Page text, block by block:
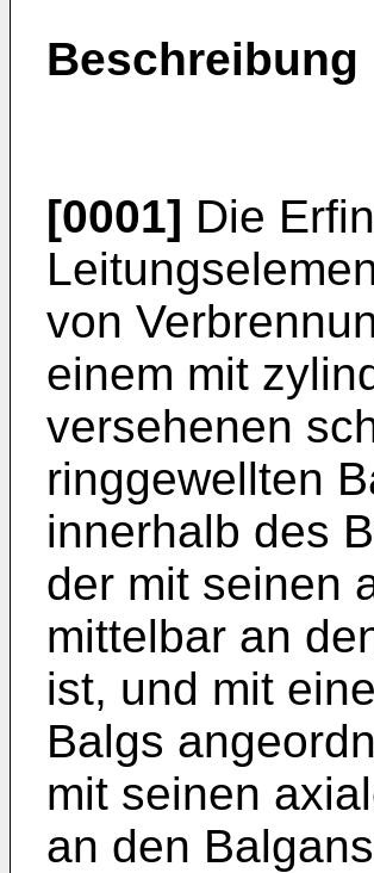
Beschreibung
[0001] Die
von
einem mit
versehenen
ringgewellten
innerhalb des
der mit seinen
mittelbar an
ist, und mit
Balgs
mit seinen
an den